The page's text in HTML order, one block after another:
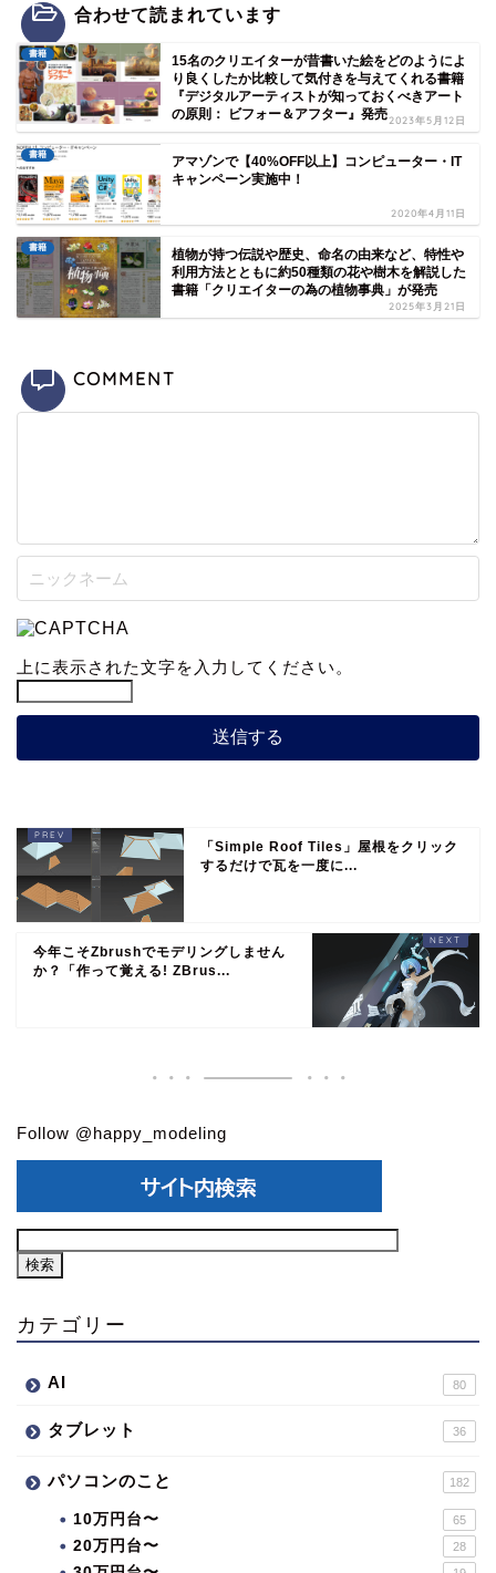
合わせて読まれています
書籍
15名のクリエイターが昔書いた絵をどのようによ
り良くしたか比較して気付きを与えてくれる書籍
『デジタルアーティストが知っておくべきアート
の原則： ビフォー＆アフター』発売2023年5月12日
書籍
アマゾンで【40%OFF以上】コンピューター・IT
キャンペーン実施中！
2020年4月11日
書籍
植物が持つ伝説や歴史、命名の由来など、特性や
利用方法とともに約50種類の花や樹木を解説した
書籍「クリエイターの為の植物事典」が発売
2025年3月21日
COMMENT
上に表示された文字を入力してください。
「Simple Roof Tiles」屋根をクリック
するだけで瓦を一度に...
今年こそZbrushでモデリングしません
か？「作って覚える! ZBrus...
Follow @happy_modeling
カテゴリー
AI 80
タブレット 36
パソコンのこと 182
10万円台〜 65
20万円台〜 28